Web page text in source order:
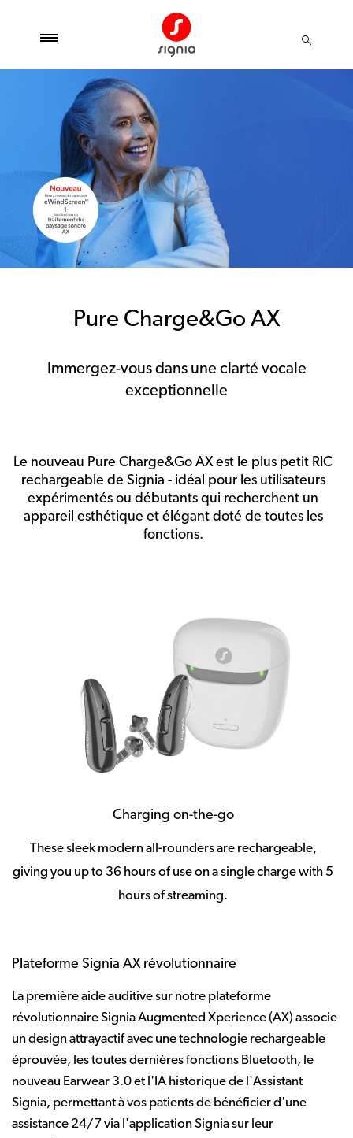
Pure Charge&Go AX
Immergez-vous dans une clarté vocale
exceptionnelle
Le nouveau Pure Charge&Go AX est le plus petit RIC
rechargeable de Signia - idéal pour les utilisateurs
expérimentés ou débutants qui recherchent un
appareil esthétique et élégant doté de toutes les
fonctions.
Charging on-the-go
These sleek modern all-rounders are rechargeable,
giving you up to 36 hours of use on a single charge with 5
hours of streaming.
Plateforme Signia AX révolutionnaire
La première aide auditive sur notre plateforme
révolutionnaire Signia Augmented Xperience (AX) associe
un design attrayactif avec une technologie rechargeable
éprouvée, les toutes dernières fonctions Bluetooth, le
nouveau Earwear 3.0 et l'IA historique de l'Assistant
Signia, permettant à vos patients de bénéficier d'une
assistance 24/7 via l'application Signia sur leur